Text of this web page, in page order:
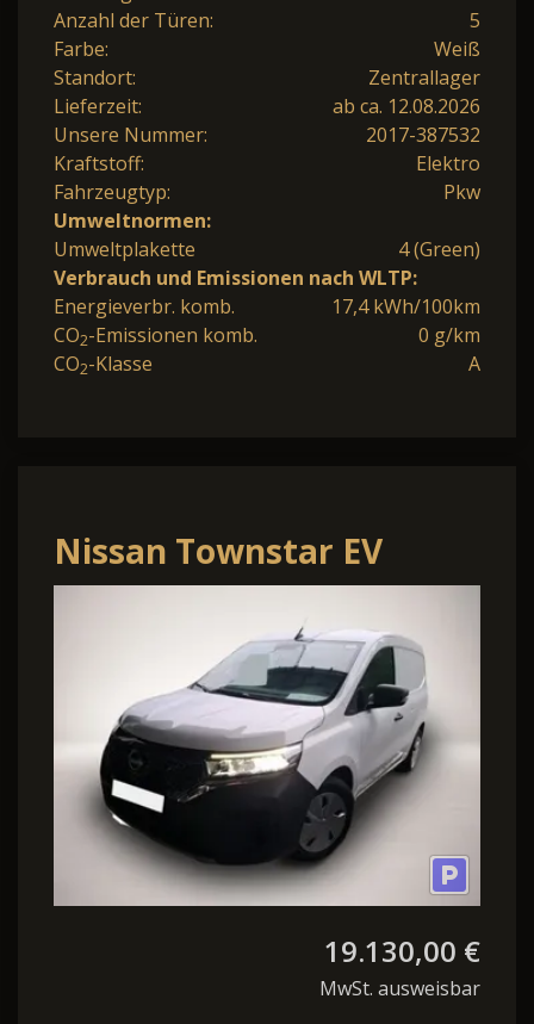
Anzahl der Türen:
5
Farbe:
Weiß
Standort:
Zentrallager
Lieferzeit:
ab ca. 12.08.2026
Unsere Nummer:
2017-387532
Kraftstoff:
Elektro
Fahrzeugtyp:
Pkw
Umweltnormen:
Umweltplakette
4 (Green)
Verbrauch und Emissionen nach WLTP:
Energieverbr. komb.
17,4 kWh/100km
CO2-Emissionen komb.
0 g/km
CO2-Klasse A
Nissan Townstar EV
Accenta 45 kWh L1 AHK
19.130,00 €
MwSt. ausweisbar